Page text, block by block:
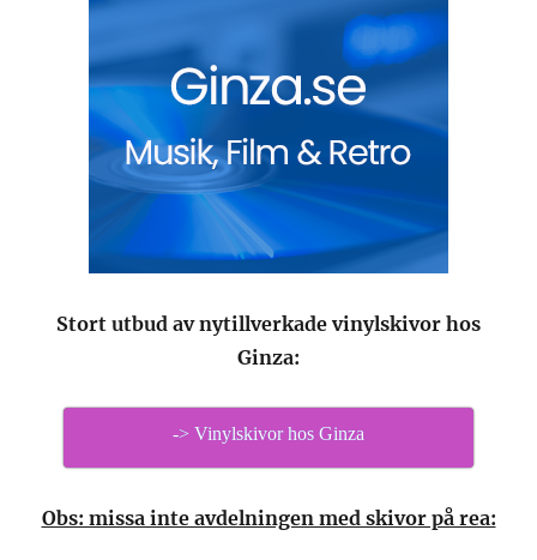
Stort utbud av nytillverkade vinylskivor hos
Ginza:
-> Vinylskivor hos Ginza
Obs: missa inte avdelningen med skivor på rea: